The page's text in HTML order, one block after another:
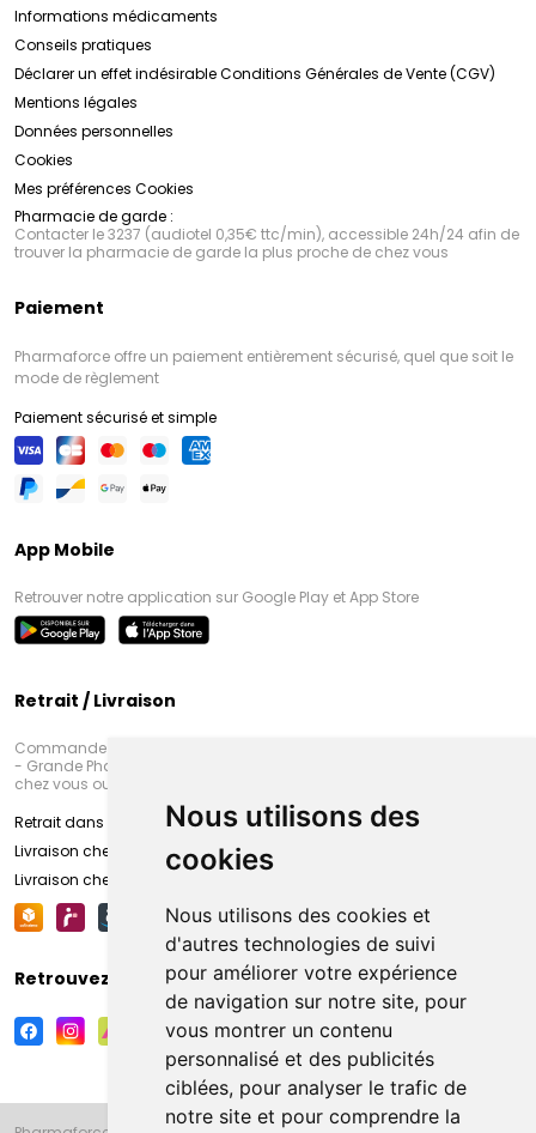
Nous utilisons des
cookies
Nous utilisons des cookies et
d'autres technologies de suivi
pour améliorer votre expérience
de navigation sur notre site, pour
vous montrer un contenu
personnalisé et des publicités
ciblées, pour analyser le trafic de
notre site et pour comprendre la
Informations médicaments
Conseils pratiques
Déclarer un effet indésirableConditions Générales de Vente (CGV)
Mentions légales
Données personnelles
Cookies
Mes préférences Cookies
Pharmacie de garde :
Contacter le 3237 (audiotel 0,35€ ttc/min), accessible 24h/24 afin de
trouver la pharmacie de garde la plus proche de chez vous
Paiement
Pharmaforce offre un paiement entièrement sécurisé, quel que soit le
mode de règlement
Paiement sécurisé et simple
App Mobile
Retrouver notre application sur Google Play et App Store
Retrait / Livraison
Commandez en ligne et venez chercher votre commande à Amiens
- Grande Pharmacie d’Amiens (Fachon) ou recevez-là rapidement
chez vous ou en point retrait
Retrait dans la pharmacie d’Amiens
Livraison chez vous
Livraison chez votre commerçant
Retrouvez-nous sur vos réseaux sociaux